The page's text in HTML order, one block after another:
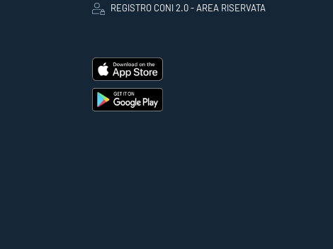
REGISTRO CONI 2.0 - AREA RISERVATA